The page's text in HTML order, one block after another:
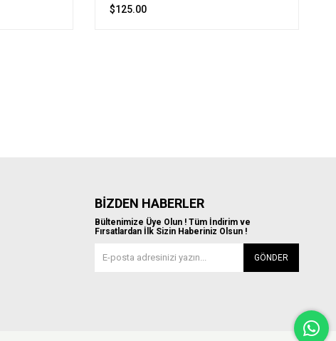
$125.00
BIZDEN HABERLER
Bültenimize Üye Olun ! Tüm İndirim ve
Fırsatlardan İlk Sizin Haberiniz Olsun !
GÖNDER